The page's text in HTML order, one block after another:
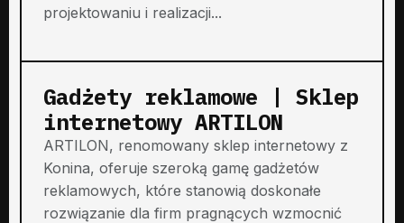
projektowaniu i realizacji...
Gadżety reklamowe | Sklep
internetowy ARTILON
ARTILON, renomowany sklep internetowy z
Konina, oferuje szeroką gamę gadżetów
reklamowych, które stanowią doskonałe
rozwiązanie dla firm pragnących wzmocnić